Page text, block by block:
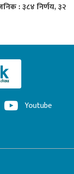
: ३८४ निर्णय, ३२
Youtube